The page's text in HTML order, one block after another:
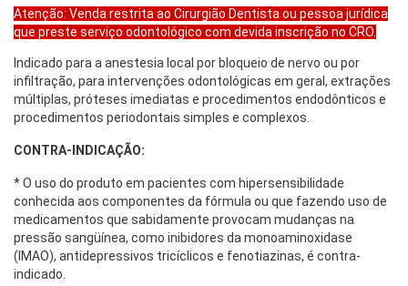
Atenção: Venda restrita ao Cirurgião Dentista ou pessoa jurídica
que preste serviço odontológico com devida inscrição no CRO.
Indicado para a anestesia local por bloqueio de nervo ou por
infiltração, para intervenções odontológicas em geral, extrações
múltiplas, próteses imediatas e procedimentos endodônticos e
procedimentos periodontais simples e complexos.
CONTRA-INDICAÇÃO:
* O uso do produto em pacientes com hipersensibilidade
conhecida aos componentes da fórmula ou que fazendo uso de
medicamentos que sabidamente provocam mudanças na
pressão sangüínea, como inibidores da monoaminoxidase
(IMAO), antidepressivos tricíclicos e fenotiazinas, é contra-
indicado.